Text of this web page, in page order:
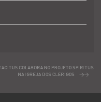
TACITUS COLABORA NO PROJETO SPIRITUS
NA IGREJA DOS CLÉRIGOS